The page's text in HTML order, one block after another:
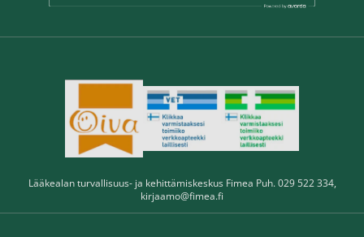
Lääkealan turvallisuus- ja kehittämiskeskus Fimea Puh. 029 522 334,
kirjaamo@fimea.fi